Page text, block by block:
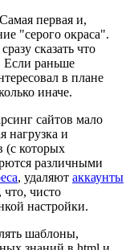
Самая первая и,
"серого окраса".
сказать что
Если раньше
в плане
иначе.
сайтов мало
нагрузка и
(с которых
различными
, удаляют аккаунты
что, чисто
настройки.
шаблоны,